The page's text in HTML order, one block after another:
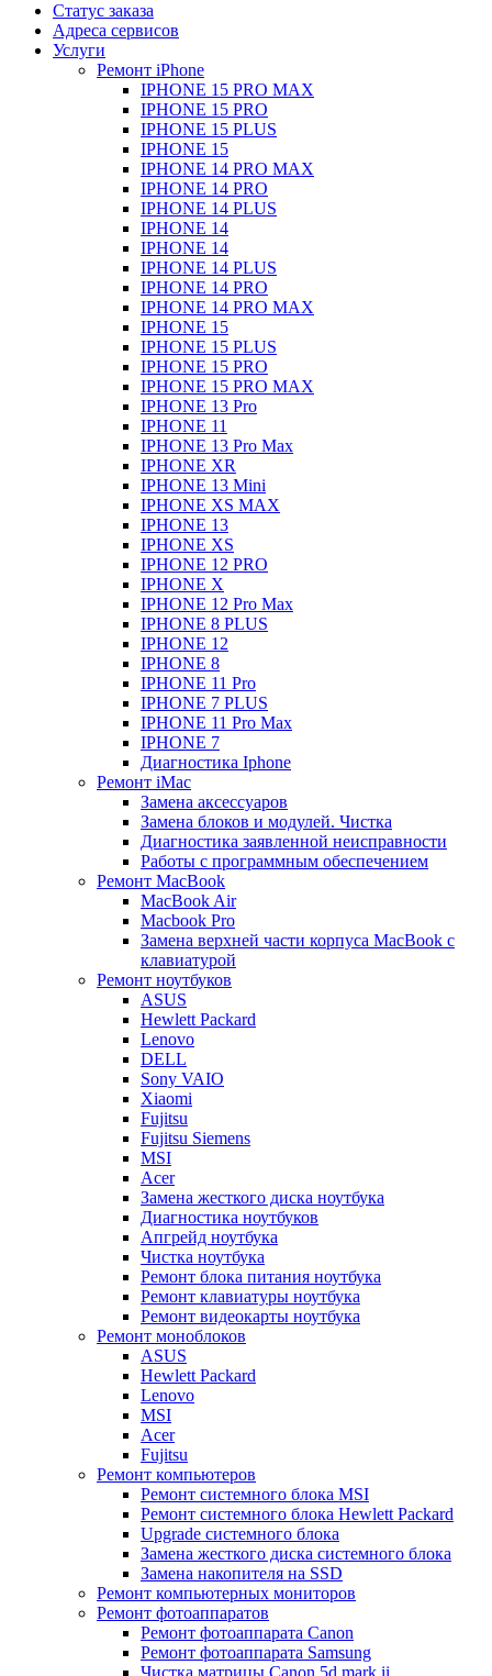
Статус заказа
Адреса сервисов
Услуги
Ремонт iPhone
IPHONE 15 PRO MAX
IPHONE 15 PRO
IPHONE 15 PLUS
IPHONE 15
IPHONE 14 PRO MAX
IPHONE 14 PRO
IPHONE 14 PLUS
IPHONE 14
IPHONE 14
IPHONE 14 PLUS
IPHONE 14 PRO
IPHONE 14 PRO MAX
IPHONE 15
IPHONE 15 PLUS
IPHONE 15 PRO
IPHONE 15 PRO MAX
IPHONE 13 Pro
IPHONE 11
IPHONE 13 Pro Max
IPHONE XR
IPHONE 13 Mini
IPHONE XS MAX
IPHONE 13
IPHONE XS
IPHONE 12 PRO
IPHONE X
IPHONE 12 Pro Max
IPHONE 8 PLUS
IPHONE 12
IPHONE 8
IPHONE 11 Pro
IPHONE 7 PLUS
IPHONE 11 Pro Max
IPHONE 7
Диагностика Iphone
Ремонт iMac
Замена аксессуаров
Замена блоков и модулей. Чистка
Диагностика заявленной неисправности
Работы с программным обеспечением
Ремонт MacBook
MacBook Air
Macbook Pro
Замена верхней части корпуса MacBook с
клавиатурой
Ремонт ноутбуков
ASUS
Hewlett Packard
Lenovo
DELL
Sony VAIO
Xiaomi
Fujitsu
Fujitsu Siemens
MSI
Acer
Замена жесткого диска ноутбука
Диагностика ноутбуков
Апгрейд ноутбука
Чистка ноутбука
Ремонт блока питания ноутбука
Ремонт клавиатуры ноутбука
Ремонт видеокарты ноутбука
Ремонт моноблоков
ASUS
Hewlett Packard
Lenovo
MSI
Acer
Fujitsu
Ремонт компьютеров
Ремонт системного блока MSI
Ремонт системного блока Hewlett Packard
Upgrade системного блока
Замена жесткого диска системного блока
Замена накопителя на SSD
Ремонт компьютерных мониторов
Ремонт фотоаппаратов
Ремонт фотоаппарата Canon
Ремонт фотоаппарата Samsung
Чистка матрицы Canon 5d mark ii